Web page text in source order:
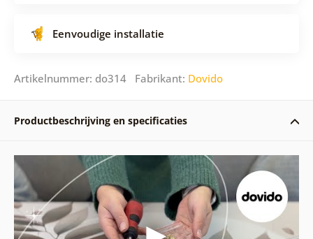
Eenvoudige installatie
Artikelnummer: do314 Fabrikant: Dovido
Productbeschrijving en specificaties